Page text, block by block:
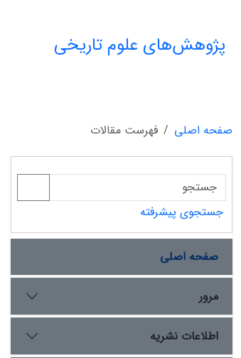
پژوهش‌های علوم تاریخی
صفحه اصلی
فهرست مقالات
جستجوی پیشرفته
صفحه اصلی
مرور
اطلاعات نشریه